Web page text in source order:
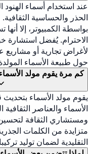
عند استخدام أسماء
الحذر والحساسية
بواسطة الكمبيوتر، إلا
الاحترام. يُفضل استشارة
لأغراض تجارية أو مشاريع
حول طبيعة الأسماء
كم مرة يقوم مولد
يقوم مولد الأسماء بتحديث
الأسماء والعناصر
ومستشاري الثقافة
متزايدة من الكلمات
التقليدية لضمان توليد